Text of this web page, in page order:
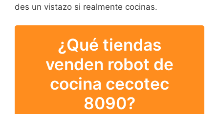
des un vistazo si realmente cocinas.
¿Qué tiendas
venden robot de
cocina cecotec
8090?